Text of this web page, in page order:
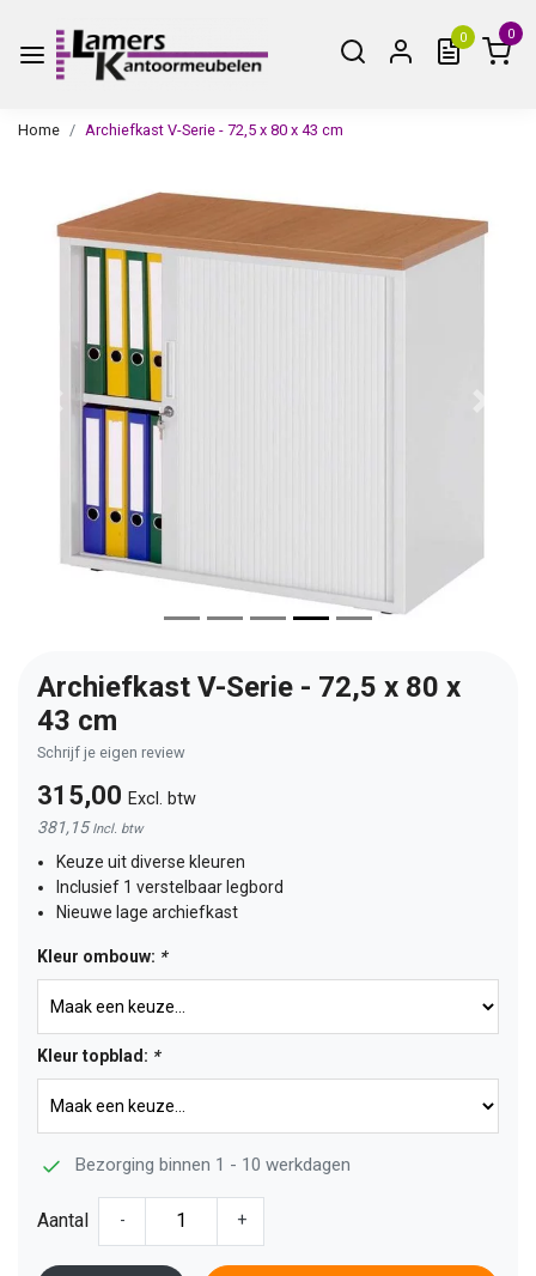
0 0
Home Archiefkast V-Serie - 72,5 x 80 x 43 cm
Vorige
Archiefkast V-Serie - 72,5 x 80 x
43 cm
Schrijf je eigen review
315,00 Excl. btw
381,15Incl. btw
Keuze uit diverse kleuren
Inclusief 1 verstelbaar legbord
Nieuwe lage archiefkast
Kleur ombouw: *
Kleur topblad: *
Bezorging binnen 1 - 10 werkdagen
Aantal - +